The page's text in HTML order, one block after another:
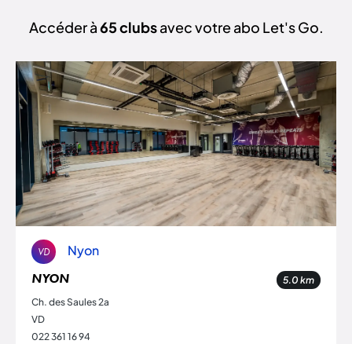
Accéder à65 clubsavec votre abo Let's Go.
VD Nyon
NYON 5.0 km
Ch. des Saules 2a
VD
022 361 16 94